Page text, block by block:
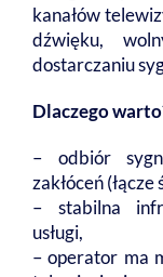
kanałów
dźwięku,
dostarczaniu
Dlaczego
– odbiór
zakłóceń
– stabilna
usługi,
– operator ma